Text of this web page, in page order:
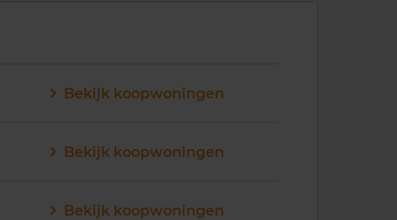
Bekijk koopwoningen
Bekijk koopwoningen
Bekijk koopwoningen